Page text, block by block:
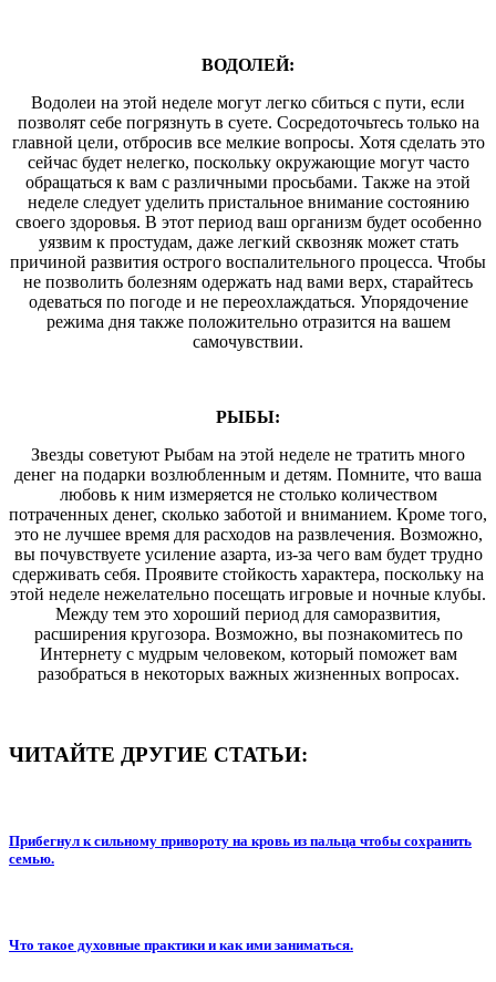
ВОДОЛЕЙ:
Водолеи на этой неделе могут легко сбиться с пути, если
позволят себе погрязнуть в суете. Сосредоточьтесь только на
главной цели, отбросив все мелкие вопросы. Хотя сделать это
сейчас будет нелегко, поскольку окружающие могут часто
обращаться к вам с различными просьбами. Также на этой
неделе следует уделить пристальное внимание состоянию
своего здоровья. В этот период ваш организм будет особенно
уязвим к простудам, даже легкий сквозняк может стать
причиной развития острого воспалительного процесса. Чтобы
не позволить болезням одержать над вами верх, старайтесь
одеваться по погоде и не переохлаждаться. Упорядочение
режима дня также положительно отразится на вашем
самочувствии.
РЫБЫ:
Звезды советуют Рыбам на этой неделе не тратить много
денег на подарки возлюбленным и детям. Помните, что ваша
любовь к ним измеряется не столько количеством
потраченных денег, сколько заботой и вниманием. Кроме того,
это не лучшее время для расходов на развлечения. Возможно,
вы почувствуете усиление азарта, из-за чего вам будет трудно
сдерживать себя. Проявите стойкость характера, поскольку на
этой неделе нежелательно посещать игровые и ночные клубы.
Между тем это хороший период для саморазвития,
расширения кругозора. Возможно, вы познакомитесь по
Интернету с мудрым человеком, который поможет вам
разобраться в некоторых важных жизненных вопросах.
ЧИТАЙТЕ ДРУГИЕ СТАТЬИ:
Прибегнул к сильному привороту на кровь из пальца чтобы сохранить
семью.
Что такое духовные практики и как ими заниматься.